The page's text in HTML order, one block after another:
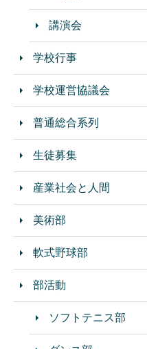
講演会
学校行事
学校運営協議会
普通総合系列
生徒募集
産業社会と人間
美術部
軟式野球部
部活動
ソフトテニス部